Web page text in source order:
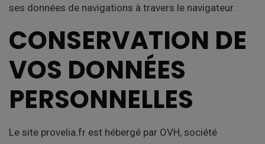
ses données de navigations à travers le navigateur.
CONSERVATION DE
VOS DONNÉES
PERSONNELLES
Le site provelia.fr est hébergé par OVH, société